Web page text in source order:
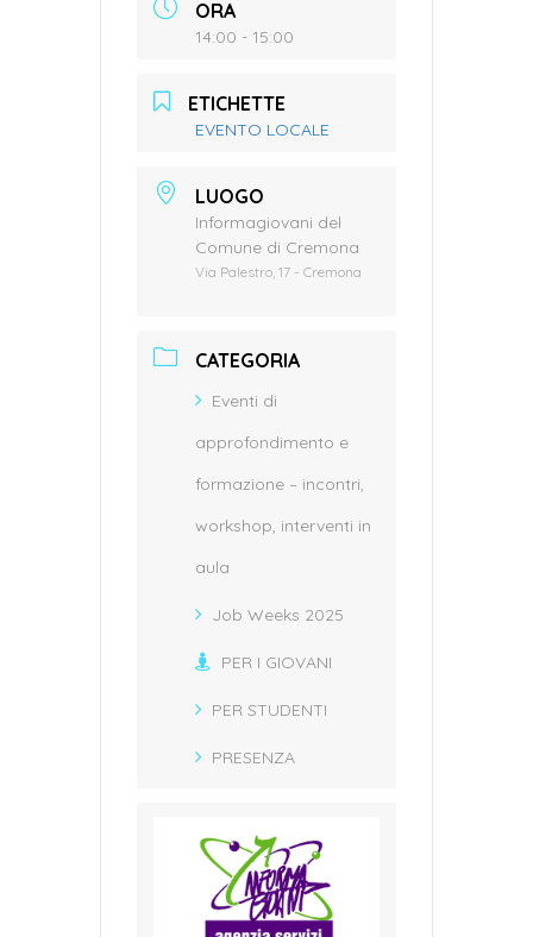
ORA
14:00 - 15:00
ETICHETTE
EVENTO LOCALE
LUOGO
Informagiovani del
Comune di Cremona
Via Palestro, 17 - Cremona
CATEGORIA
Eventi di
approfondimento e
formazione – incontri,
workshop, interventi in
aula
Job Weeks 2025
PER I GIOVANI
PER STUDENTI
PRESENZA